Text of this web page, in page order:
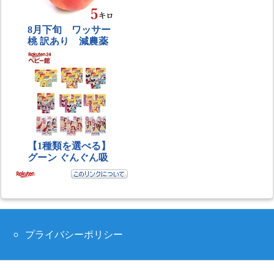
プライバシーポリシー